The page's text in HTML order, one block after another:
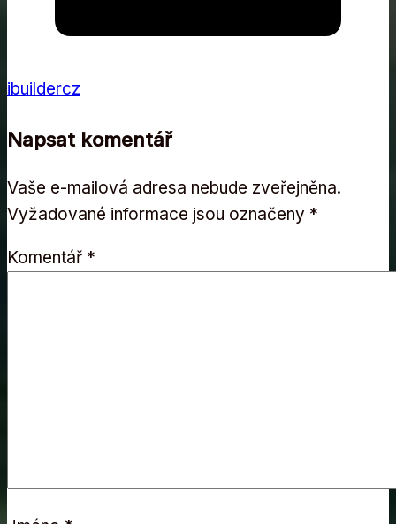
ibuildercz
Napsat komentář
Vaše e-mailová adresa nebude zveřejněna.
Vyžadované informace jsou označeny *
Komentář *